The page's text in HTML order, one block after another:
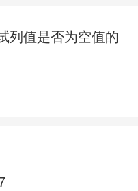
列值是否为空值的
IN